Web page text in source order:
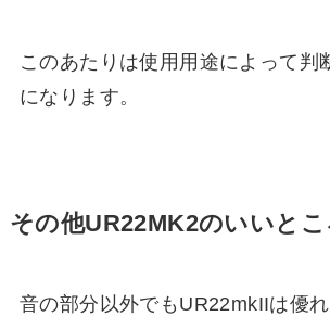
このあたりは使用用途によって判
になります。
その他UR22MK2のいいとこ
音の部分以外でもUR22mkIIは優